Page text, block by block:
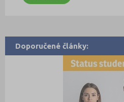
Doporučené články: